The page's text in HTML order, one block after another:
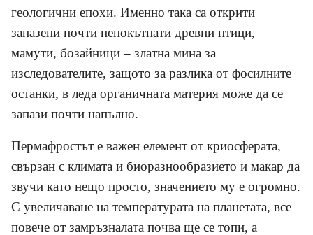
геологични епохи. Именно така са открити
запазени почти непокътнати древни птици,
мамути, бозайници – златна мина за
изследователите, защото за разлика от фосилните
останки, в леда органичната материя може да се
запази почти напълно.
Пермафростът е важен елемент от криосферата,
свързан с климата и биоразнообразието и макар да
звучи като нещо просто, значението му е огромно.
С увеличаване на температурата на планетата, все
повече от замръзналата почва ще се топи, а